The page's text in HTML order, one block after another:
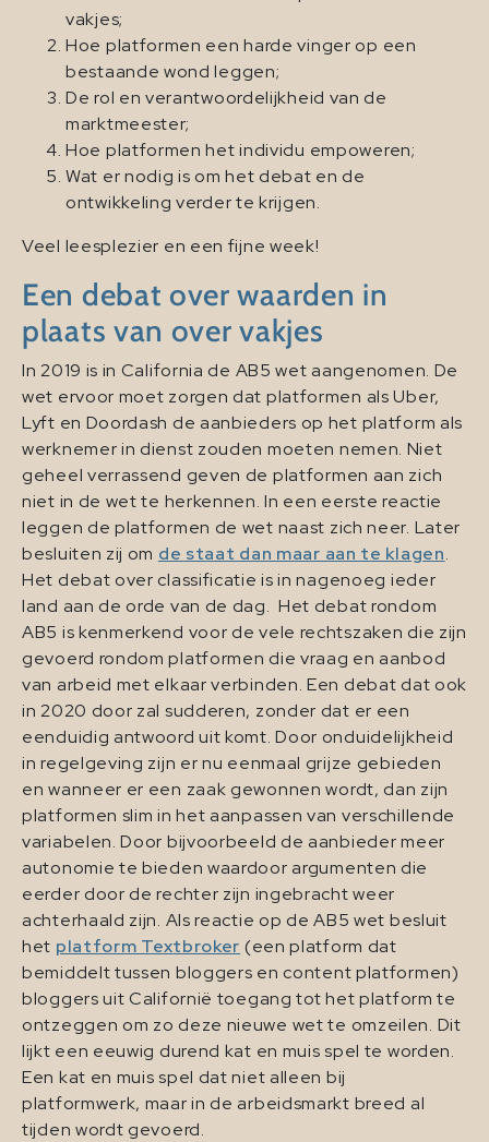
vakjes;
Hoe platformen een harde vinger op een
bestaande wond leggen;
De rol en verantwoordelijkheid van de
marktmeester;
Hoe platformen het individu empoweren;
Wat er nodig is om het debat en de
ontwikkeling verder te krijgen.
Veel leesplezier en een fijne week!
Een debat over waarden in
plaats van over vakjes
In 2019 is in California de AB5 wet aangenomen. De
wet ervoor moet zorgen dat platformen als Uber,
Lyft en Doordash de aanbieders op het platform als
werknemer in dienst zouden moeten nemen. Niet
geheel verrassend geven de platformen aan zich
niet in de wet te herkennen. In een eerste reactie
leggen de platformen de wet naast zich neer. Later
besluiten zij om de staat dan maar aan te klagen.
Het debat over classificatie is in nagenoeg ieder
land aan de orde van de dag. Het debat rondom
AB5 is kenmerkend voor de vele rechtszaken die zijn
gevoerd rondom platformen die vraag en aanbod
van arbeid met elkaar verbinden. Een debat dat ook
in 2020 door zal sudderen, zonder dat er een
eenduidig antwoord uit komt. Door onduidelijkheid
in regelgeving zijn er nu eenmaal grijze gebieden
en wanneer er een zaak gewonnen wordt, dan zijn
platformen slim in het aanpassen van verschillende
variabelen. Door bijvoorbeeld de aanbieder meer
autonomie te bieden waardoor argumenten die
eerder door de rechter zijn ingebracht weer
achterhaald zijn. Als reactie op de AB5 wet besluit
het platform Textbroker (een platform dat
bemiddelt tussen bloggers en content platformen)
bloggers uit Californië toegang tot het platform te
ontzeggen om zo deze nieuwe wet te omzeilen. Dit
lijkt een eeuwig durend kat en muis spel te worden.
Een kat en muis spel dat niet alleen bij
platformwerk, maar in de arbeidsmarkt breed al
tijden wordt gevoerd.